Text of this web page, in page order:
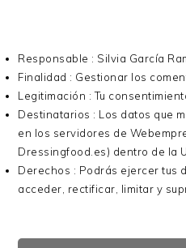
Responsable : Silvia García
Finalidad : Gestionar los
Legitimación : Tu
Destinatarios : Los datos que
en los servidores de
Dressingfood.es) dentro de la
Derechos : Podrás ejercer tus
acceder, rectificar, limitar y